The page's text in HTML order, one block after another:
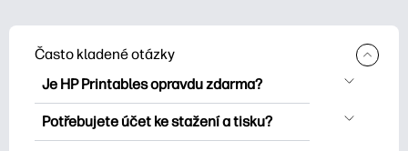
Často kladené otázky
Je HP Printables opravdu zdarma?
HP Printables nabízí více než 2500
bezplatných tisknutelných položek ke
Potřebujete účet ke stažení a tisku?